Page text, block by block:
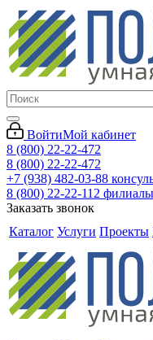
ВойтиМой кабинет
8 (800) 22-22-472
8 (800) 22-22-472
+7 (938) 482-03-88
8 (800) 22-22-112
Заказать звонок
Каталог Услуги Проекты